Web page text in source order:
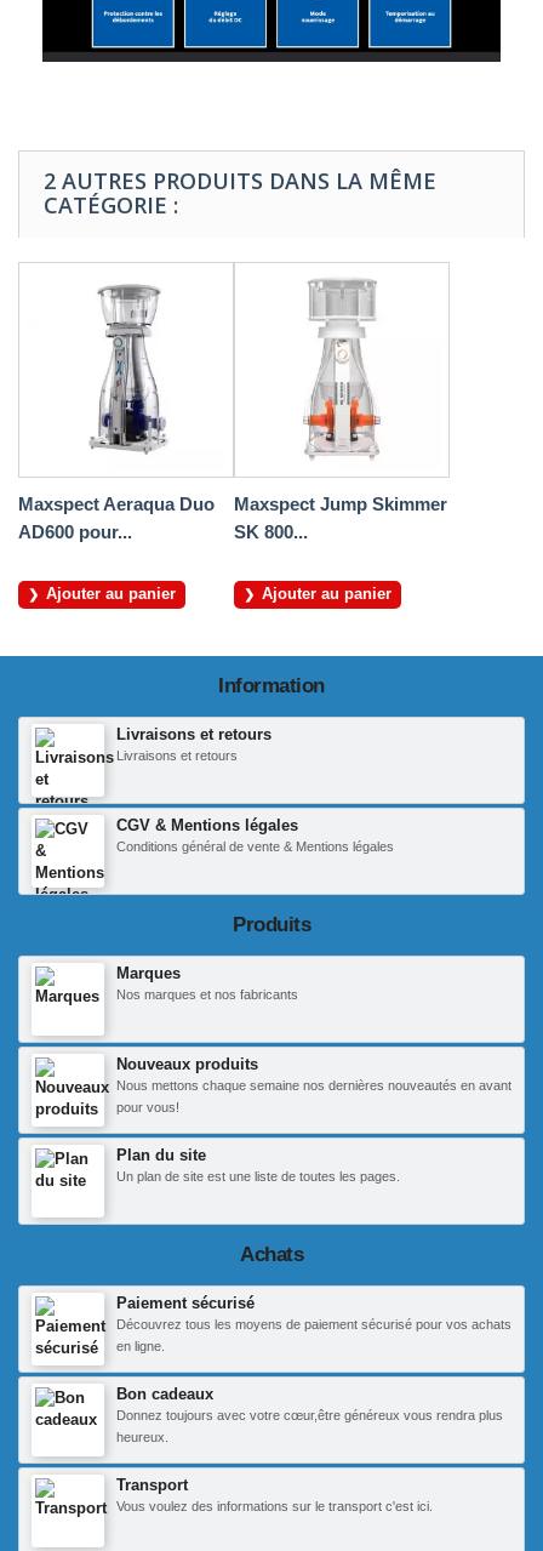
2 AUTRES PRODUITS DANS LA MÊME
CATÉGORIE :
Maxspect Aeraqua Duo
AD600 pour...
Ajouter au panier
Maxspect Jump Skimmer
SK 800...
Ajouter au panier
Information
Livraisons et retours
Livraisons et retours
CGV & Mentions légales
Conditions général de vente & Mentions légales
Produits
Marques
Nos marques et nos fabricants
Nouveaux produits
Nous mettons chaque semaine nos dernières nouveautés en avant
pour vous!
Plan du site
Un plan de site est une liste de toutes les pages.
Achats
Paiement sécurisé
Découvrez tous les moyens de paiement sécurisé pour vos achats
en ligne.
Bon cadeaux
Donnez toujours avec votre cœur,être généreux vous rendra plus
heureux.
Transport
Vous voulez des informations sur le transport c'est ici.